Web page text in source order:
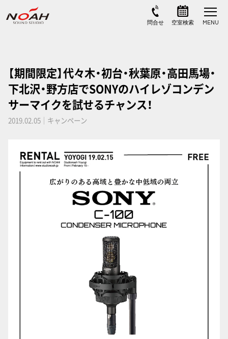
【期間限定】代々木・初台・秋葉原・高田馬場・
下北沢・野方店でSONYのハイレゾコンデン
サーマイクを試せるチャンス！
2019.02.05｜キャンペーン